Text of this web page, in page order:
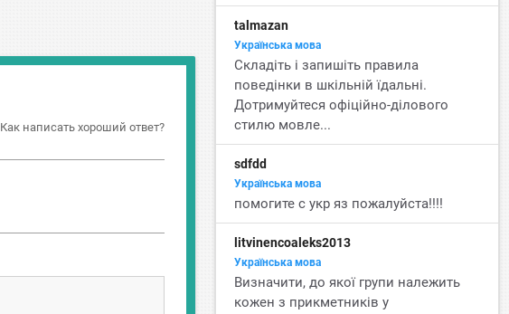
Как написать хороший ответ?
talmazan
Українська мова
Складіть і запишіть правила
поведінки в шкільній їдальні.
Дотримуйтеся офіційно-ділового
стилю мовле...
sdfdd
Українська мова
помогите с укр яз пожалуйста!!!!
litvinencoaleks2013
Українська мова
Визначити, до якої групи належить
кожен з прикметників у